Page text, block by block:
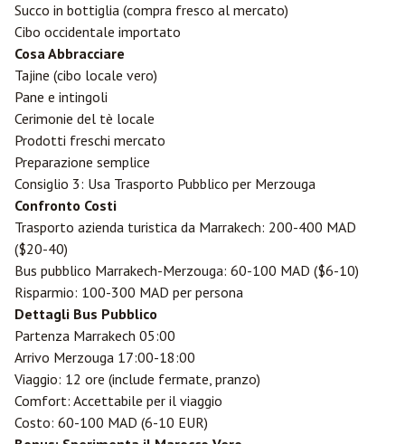
Succo in bottiglia (compra fresco al mercato)
Cibo occidentale importato
Cosa Abbracciare
Tajine (cibo locale vero)
Pane e intingoli
Cerimonie del tè locale
Prodotti freschi mercato
Preparazione semplice
Consiglio 3: Usa Trasporto Pubblico per Merzouga
Confronto Costi
Trasporto azienda turistica da Marrakech: 200-400 MAD
($20-40)
Bus pubblico Marrakech-Merzouga: 60-100 MAD ($6-10)
Risparmio: 100-300 MAD per persona
Dettagli Bus Pubblico
Partenza Marrakech 05:00
Arrivo Merzouga 17:00-18:00
Viaggio: 12 ore (include fermate, pranzo)
Comfort: Accettabile per il viaggio
Costo: 60-100 MAD (6-10 EUR)